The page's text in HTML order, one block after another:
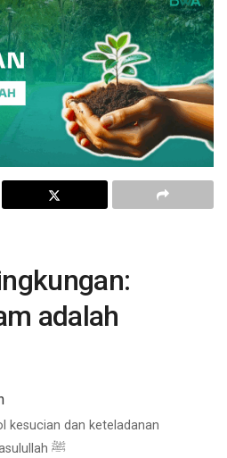
adalah
kesucian dan keteladanan
Rasulullah ﷺ